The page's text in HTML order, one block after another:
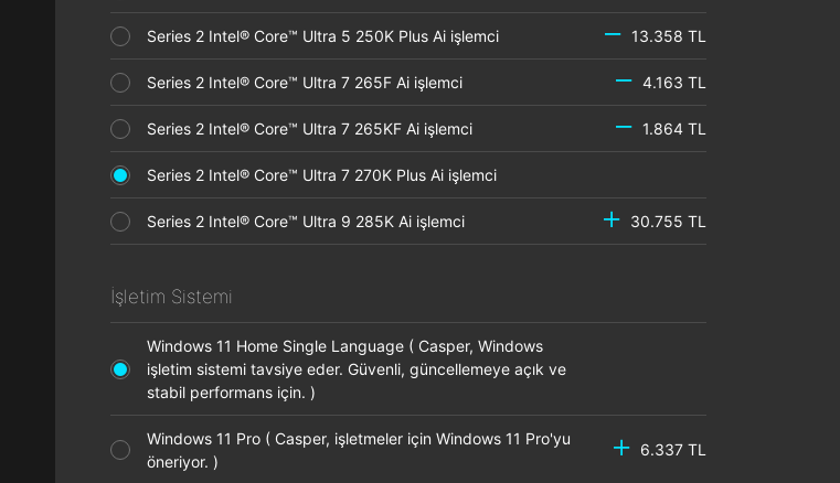
Series 2 Intel® Core™ Ultra 5 250K Plus Ai işlemci 13.358 TL
Series 2 Intel® Core™ Ultra 7 265F Ai işlemci 4.163 TL
Series 2 Intel® Core™ Ultra 7 265KF Ai işlemci 1.864 TL
Series 2 Intel® Core™ Ultra 7 270K Plus Ai işlemci
Series 2 Intel® Core™ Ultra 9 285K Ai işlemci 30.755 TL
İşletim Sistemi
Windows 11 Home Single Language ( Casper, Windows
işletim sistemi tavsiye eder. Güvenli, güncellemeye açık ve
stabil performans için. )
Windows 11 Pro ( Casper, işletmeler için Windows 11 Pro'yu
öneriyor. )
6.337 TL